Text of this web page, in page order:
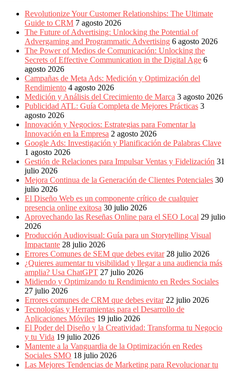
Marketing
LATAM
Bitácora
Mercadeo
Interactivo,
Medios,
Publicidad,
Marketing,
Campañas
Publicitarias,
Agencias,
Empresas,
Negocios,
Tendencias,
Trendings,
Dinero,
Economía,
Diseño
Móviles,
Estrategias
Digitales,
Estrategias
Publicitarias,
Alianzas,
Clientes,
Innovación,
Tecnología,
Noticias,
Artículos,
Gente,
Contenidos
Calidad,
Revolutionize Your Customer Relationships: The Ultimate
Guide to CRM 7 agosto 2026
The Future of Advertising: Unlocking the Potential of
Advergaming and Programmatic Advertising 6 agosto 2026
The Power of Medios de Comunicación: Unlocking the
Secrets of Effective Communication in the Digital Age 6
agosto 2026
Campañas de Meta Ads: Medición y Optimización del
Rendimiento 4 agosto 2026
Medición y Análisis del Crecimiento de Marca 3 agosto 2026
Publicidad ATL: Guía Completa de Mejores Prácticas 3
agosto 2026
Innovación y Negocios: Estrategias para Fomentar la
Innovación en la Empresa 2 agosto 2026
Google Ads: Investigación y Planificación de Palabras Clave
1 agosto 2026
Gestión de Relaciones para Impulsar Ventas y Fidelización 31
julio 2026
Mejora Continua de la Generación de Clientes Potenciales 30
julio 2026
El Diseño Web es un componente crítico de cualquier
presencia online exitosa 30 julio 2026
Aprovechando las Reseñas Online para el SEO Local 29 julio
2026
Producción Audiovisual: Guía para un Storytelling Visual
Impactante 28 julio 2026
Errores Comunes de SEM que debes evitar 28 julio 2026
¿Quieres aumentar tu visibilidad y llegar a una audiencia más
amplia? Usa ChatGPT 27 julio 2026
Midiendo y Optimizando tu Rendimiento en Redes Sociales
27 julio 2026
Errores comunes de CRM que debes evitar 22 julio 2026
Tecnologías y Herramientas para el Desarrollo de
Aplicaciones Móviles 19 julio 2026
El Poder del Diseño y la Creatividad: Transforma tu Negocio
y tu Vida 19 julio 2026
Mantente a la Vanguardia de la Optimización en Redes
Sociales SMO 18 julio 2026
Las Mejores Tendencias de Marketing para Revolucionar tu